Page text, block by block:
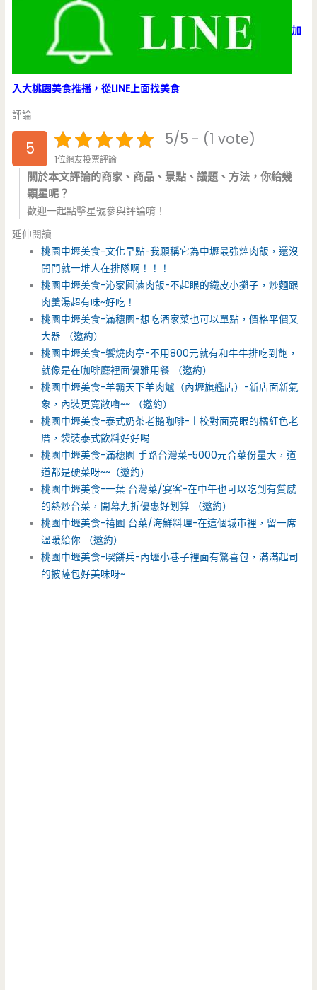
加
入大桃園美食推播，從LINE上面找美食
評論
5 5/5 - (1 vote)
1位網友投票評論
關於本文評論的商家、商品、景點、議題、方法，你給幾
顆星呢？
歡迎一起點擊星號參與評論唷！
延伸閱讀
桃園中壢美食-文化早點-我願稱它為中壢最強焢肉飯，還沒
開門就一堆人在排隊啊！！！
桃園中壢美食-沁家圓滷肉飯-不起眼的鐵皮小攤子，炒麵跟
肉羹湯超有味~好吃！
桃園中壢美食-滿穗園-想吃酒家菜也可以單點，價格平價又
大器 （邀約）
桃園中壢美食-饗燒肉亭-不用800元就有和牛牛排吃到飽，
就像是在咖啡廳裡面優雅用餐 （邀約）
桃園中壢美食-羊霸天下羊肉爐（內壢旗艦店）-新店面新氣
象，內裝更寬敞嚕~~ （邀約）
桃園中壢美食-泰式奶茶老撾咖啡-士校對面亮眼的橘紅色老
厝，袋裝泰式飲料好好喝
桃園中壢美食-滿穗園 手路台灣菜-5000元合菜份量大，道
道都是硬菜呀~~（邀約）
桃園中壢美食-一葉 台灣菜/宴客-在中午也可以吃到有質感
的熱炒台菜，開幕九折優惠好划算 （邀約）
桃園中壢美食-禧園 台菜/海鮮料理-在這個城市裡，留一席
溫暖給你 （邀約）
桃園中壢美食-喫餅兵-內壢小巷子裡面有驚喜包，滿滿起司
的披薩包好美味呀~